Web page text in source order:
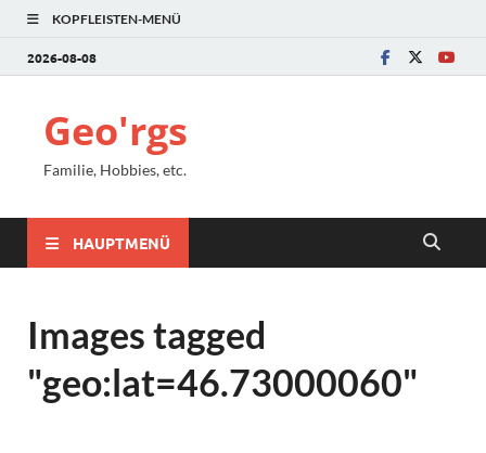
KOPFLEISTEN-MENÜ
2026-08-08
Geo'rgs
Familie, Hobbies, etc.
HAUPTMENÜ
Images tagged
"geo:lat=46.73000060"